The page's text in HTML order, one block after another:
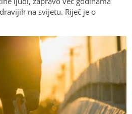
na svijetu. Riječ je o